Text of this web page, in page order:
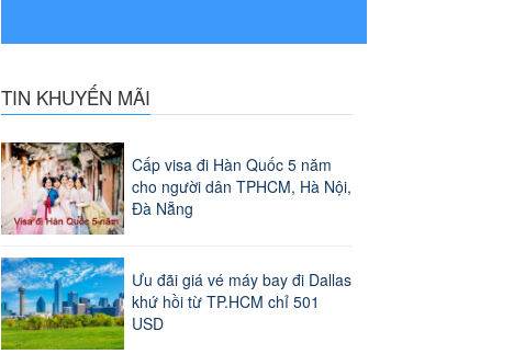
TIN KHUYẾN MÃI
Cấp visa đi Hàn Quốc 5 năm
cho người dân TPHCM, Hà Nội,
Đà Nẵng
Ưu đãi giá vé máy bay đi Dallas
khứ hồi từ TP.HCM chỉ 501
USD